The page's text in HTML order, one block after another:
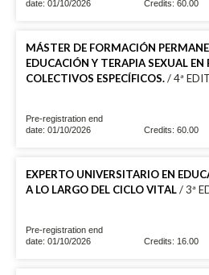
date: 01/10/2026
Credits: 60.00
MÁSTER DE FORMACIÓN
EDUCACIÓN Y TERAPIA SEXUAL
COLECTIVOS ESPECÍFICOS./ 4ª
Pre-registration end
date: 01/10/2026
Credits: 60.00
EXPERTO UNIVERSITARIO EN
A LO LARGO DEL CICLO VITAL/ 3ª
Pre-registration end
date: 01/10/2026
Credits: 16.00